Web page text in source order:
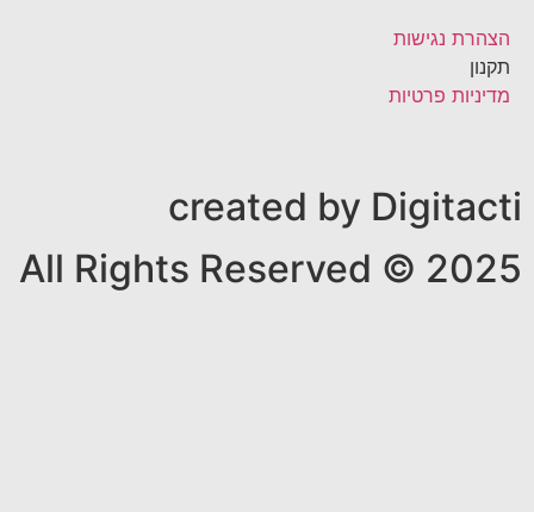
הצהרת נגישות
תקנון
מדיניות פרטיות
created by Digitacti
All Rights Reserved © 2025